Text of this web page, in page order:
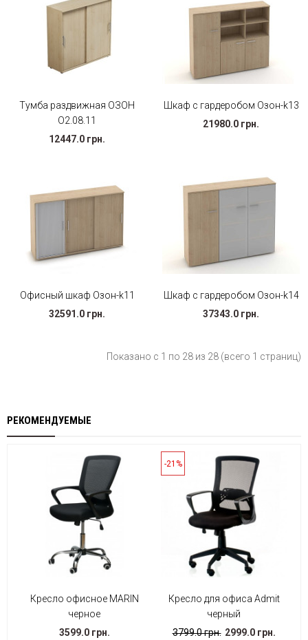
Тумба раздвижная ОЗОН
О2.08.11
12447.0 грн.
Шкаф с гардеробом Озон-k13
21980.0 грн.
Офисный шкаф Озон-k11
32591.0 грн.
Шкаф с гардеробом Озон-k14
37343.0 грн.
Показано с 1 по 28 из 28 (всего 1 страниц)
РЕКОМЕНДУЕМЫЕ
Кресло офисное MARIN
черное
3599.0 грн.
-21%
Кресло для офиса Admit
черный
3799.0 грн. 2999.0 грн.